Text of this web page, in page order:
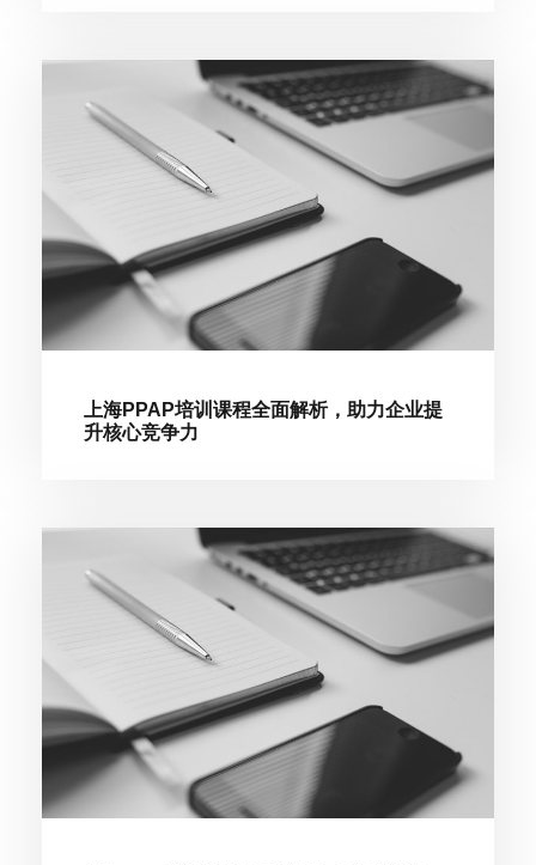
上海PPAP培训课程全面解析，助力企业提
升核心竞争力